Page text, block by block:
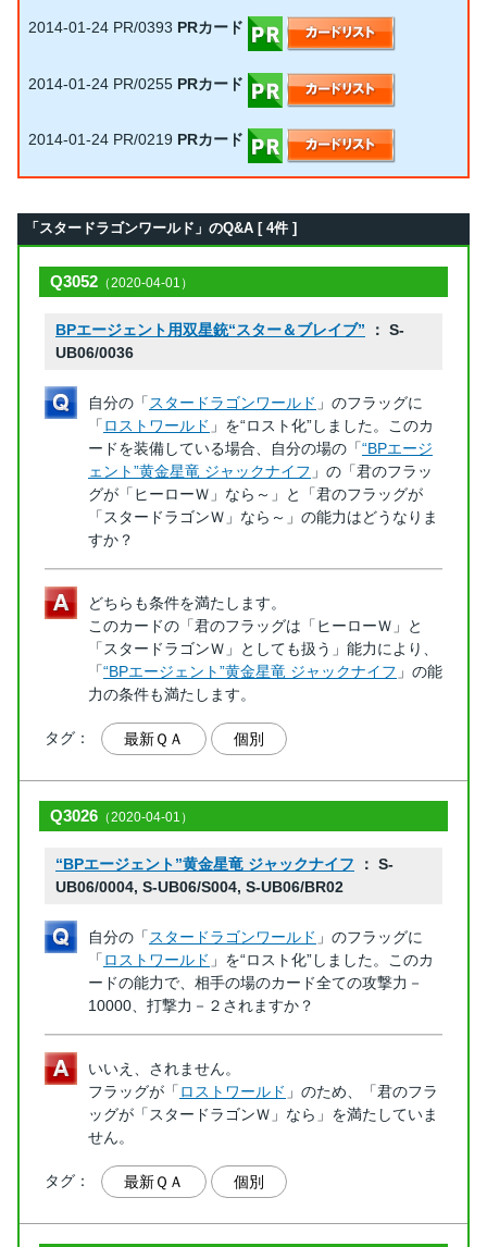
2014-01-24 PR/0393 PRカード
2014-01-24 PR/0255 PRカード
2014-01-24 PR/0219 PRカード
「スタードラゴンワールド」のQ&A [ 4件 ]
Q3052 （2020-04-01）
BPエージェント用双星銃“スター＆ブレイブ” ： S-
UB06/0036
自分の「 スタードラゴンワールド 」のフラッグに
「 ロストワールド 」を“ロスト化”しました。このカ
ードを装備している場合、自分の場の「“BPエージ
ェント”黄金星竜 ジャックナイフ 」の「君のフラッ
グが「ヒーローＷ」なら～」と「君のフラッグが
「スタードラゴンＷ」なら～」の能力はどうなりま
すか？
どちらも条件を満たします。
このカードの「君のフラッグは「ヒーローＷ」と
「スタードラゴンＷ」としても扱う」能力により、
「“BPエージェント”黄金星竜 ジャックナイフ 」の能
力の条件も満たします。
タグ： 最新ＱＡ 個別
Q3026 （2020-04-01）
“BPエージェント”黄金星竜 ジャックナイフ ： S-
UB06/0004, S-UB06/S004, S-UB06/BR02
自分の「 スタードラゴンワールド 」のフラッグに
「 ロストワールド 」を“ロスト化”しました。このカ
ードの能力で、相手の場のカード全ての攻撃力－
10000、打撃力－２されますか？
いいえ、されません。
フラッグが「 ロストワールド 」のため、「君のフラ
ッグが「スタードラゴンＷ」なら」を満たしていま
せん。
タグ： 最新ＱＡ 個別